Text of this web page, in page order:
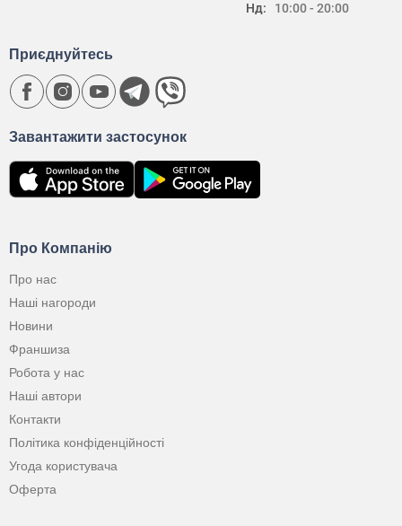
Нд:
10:00 - 20:00
Про Компанію
Про нас
Наші нагороди
Новини
Франшиза
Робота у нас
Наші автори
Контакти
Політика конфіденційності
Угода користувача
Оферта
Завантажити застосунок
Приєднуйтесь